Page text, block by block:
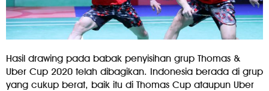
Hasil drawing pada babak penyisihan grup Thomas &
Uber Cup 2020 telah dibagikan. Indonesia berada di grup
yang cukup berat, baik itu di Thomas Cup ataupun Uber